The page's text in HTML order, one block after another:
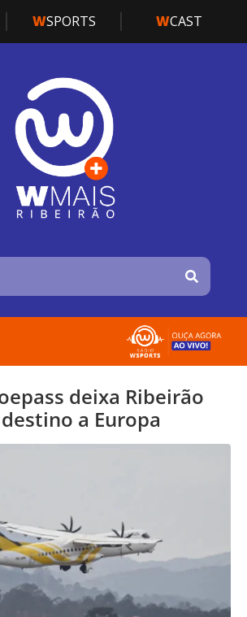
WSPORTS WCAST
deixa Ribeirão
a Europa